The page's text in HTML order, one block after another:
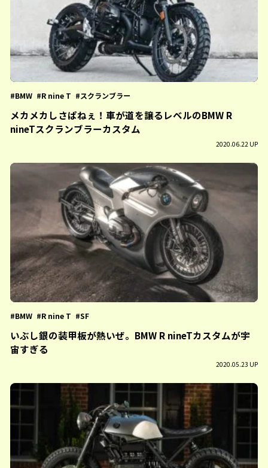
BMW R nine T スクランブラー
メカメカしさぱねぇ！車が道を譲るレベルのBMW R
nineTスクランブラーカスタム
2020.06.22 UP
BMW R nine T SF
いぶし銀の装甲板が熱いぜ。BMW R nineTカスタムが宇
宙すぎる
2020.05.23 UP